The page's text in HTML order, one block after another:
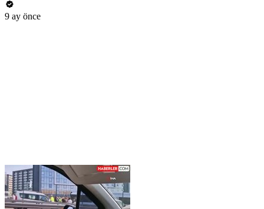
9 ay önce